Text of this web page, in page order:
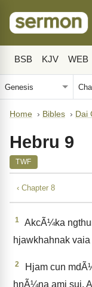
BSB KJV WEB
Home › Bibles › Dai
Hebru 9
TWF
‹ Chapter 8
1
AkcÃ¼ka
hjawkhahnak
2
Hjam cun
hnÃ¼na ami sui.